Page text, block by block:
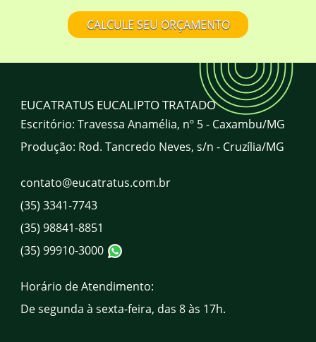
Onde comprar mourão de eucalipto
tratado em Minas Gerais? Qual a
A EUCATRATUS atende todo o Brasil?
Qual o horário de atendimento da
Quais são os canais de atendimento da
EUCATRATUS?
CALCULE SEU ORÇAMENTO
EUCATRATUS EUCALIPTO TRATADO
Escritório: Travessa Anamélia, nº 5 - Caxambu/MG
Produção: Rod. Tancredo Neves, s/n - Cruzília/MG
contato@eucatratus.com.br
(35) 3341-7743
(35) 98841-8851
(35) 99910-3000
Horário de Atendimento:
De segunda à sexta-feira, das 8 às 17h.